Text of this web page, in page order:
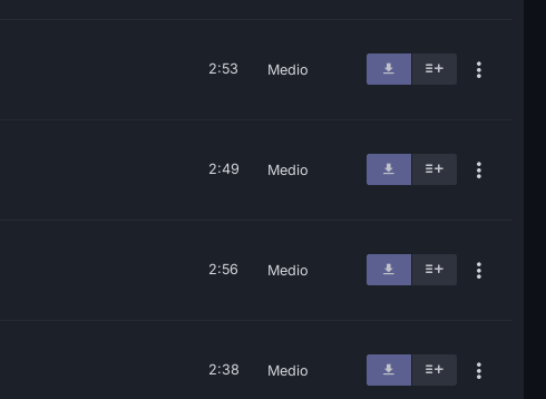
2:53 Medio
2:49 Medio
2:56 Medio
2:38 Medio